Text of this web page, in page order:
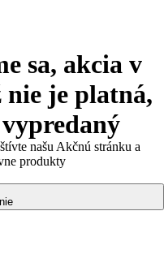
sa, akcia v
je platná,
našu Akčnú stránku a
produkty